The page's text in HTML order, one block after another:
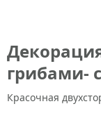
грибами-
Красочная